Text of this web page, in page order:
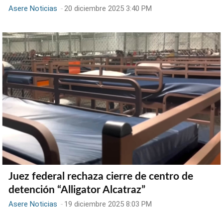
Asere Noticias -20 diciembre 2025 3:40 PM
Juez federal rechaza cierre de centro de
detención “Alligator Alcatraz”
Asere Noticias - 19 diciembre 2025 8:03 PM